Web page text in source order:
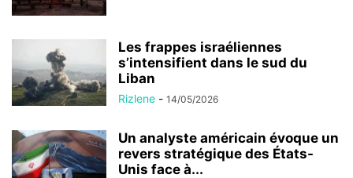
Les frappes israéliennes
s’intensifient dans le sud du
Liban
Rizlene - 14/05/2026
Un analyste américain évoque un
revers stratégique des États-
Unis face à...